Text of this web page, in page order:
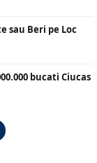
sau Beri pe Loc
bucati Ciucas